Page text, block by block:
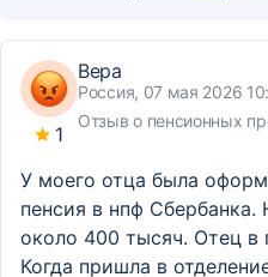
1
Вера
Россия, 07 мая 2026
Отзыв о пенсионных
У моего отца была
пенсия в нпф Сбербанка.
около 400 тысяч. Отец в
Когда пришла в